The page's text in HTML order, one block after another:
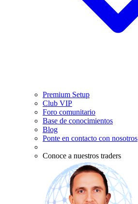
Premium Setup
Club VIP
Foro comunitario
Base de conocimientos
Blog
Ponte en contacto con nosotros
Conoce a nuestros traders